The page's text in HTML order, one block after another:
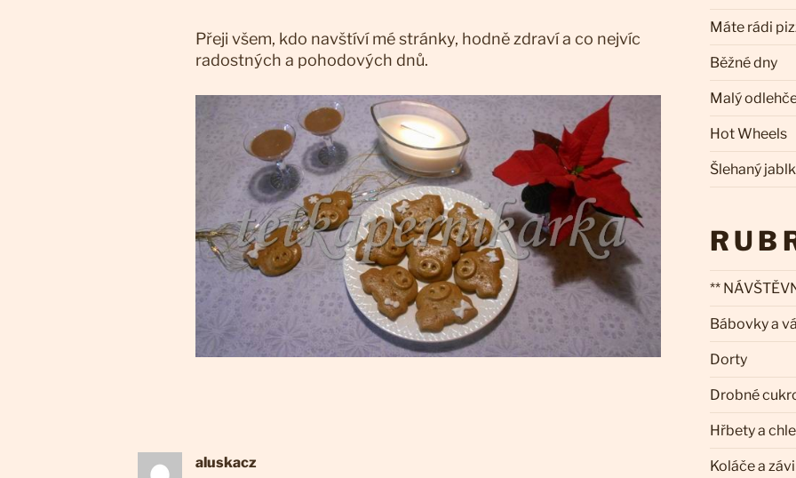
Přeji všem, kdo navštíví mé stránky, hodně zdraví a co nejvíc
radostných a pohodových dnů.
aluskacz
Máte rádi
Běžné dny
Malý
Hot Wheels
Šlehaný
**
Bábovky a
Dorty
Drobné
Hřbety a
Koláče a